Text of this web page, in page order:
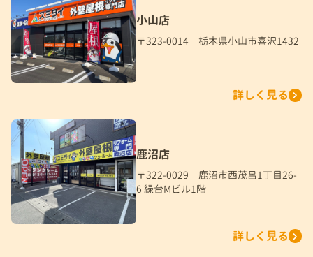
小山店
〒323-0014 栃木県小山市喜沢1432
詳しく見る
鹿沼店
〒322-0029 鹿沼市西茂呂1丁目26-
6 緑台Mビル1階
詳しく見る